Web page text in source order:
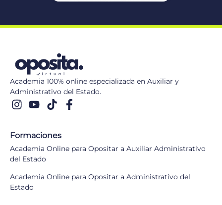
Academia 100% online especializada en Auxiliar y
Administrativo del Estado.
Formaciones
Academia Online para Opositar a Auxiliar Administrativo
del Estado
Academia Online para Opositar a Administrativo del
Estado